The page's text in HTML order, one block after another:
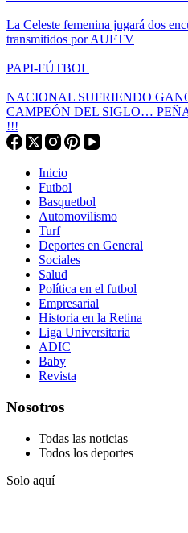
La Celeste femenina jugará dos
transmitidos por AUFTV
PAPI-FÚTBOL
NACIONAL SUFRIENDO
CAMPEÓN DEL SIGLO…
!!!
Inicio
Futbol
Basquetbol
Automovilismo
Turf
Deportes en General
Sociales
Salud
Política en el futbol
Empresarial
Historia en la Retina
Liga Universitaria
ADIC
Baby
Revista
Nosotros
Todas las noticias
Todos los deportes
Solo aquí